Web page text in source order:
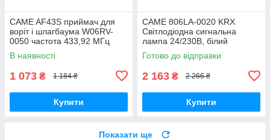
CAME AF43S приймач для
воріт і шлагбаума W06RV-
0050 частота 433,92 МГц
В наявності
1 073 ₴ 1 184 ₴
Купити
CAME 806LA-0020 KRX
Світлодіодна сигнальна
лампа 24/230В, білий
плафон, антена, KRX1FXSW
Готово до відправки
2 163 ₴ 2 266 ₴
Купити
Показати ще